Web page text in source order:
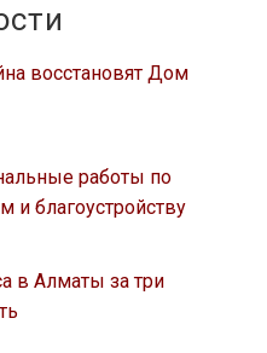
восстановят Дом
работы по
и благоустройству
в Алматы за три